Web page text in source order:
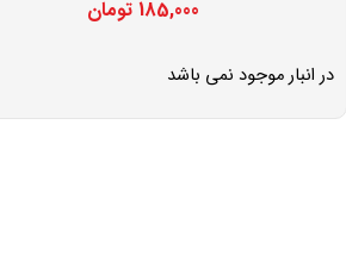
185,000 تومان
در انبار موجود نمی باشد